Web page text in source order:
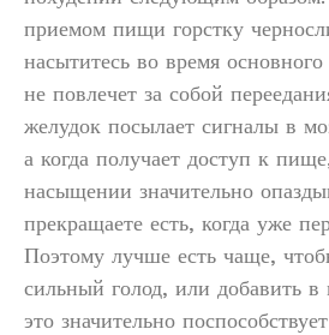
приемом пищи горстку
насытитесь во время
не повлечет за собой
желудок посылает сигналы в
а когда получает доступ к
насыщении значительно
прекращаете есть, когда уже
Поэтому лучше есть чаще,
сильный голод, или добавить
это значительно